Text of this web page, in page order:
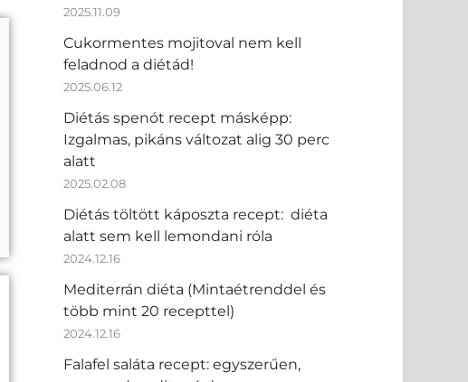
2025.11.09
Cukormentes mojitoval nem kell
feladnod a diétád!
2025.06.12
Diétás spenót recept másképp:
Izgalmas, pikáns változat alig 30 perc
alatt
2025.02.08
Diétás töltött káposzta recept: diéta
alatt sem kell lemondani róla
2024.12.16
Mediterrán diéta (Mintaétrenddel és
több mint 20 recepttel)
2024.12.16
Falafel saláta recept: egyszerűen,